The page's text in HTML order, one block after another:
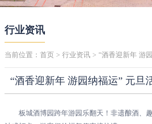
行业资讯
当前位置： 首页 > 行业资讯> “酒香迎新年 游园纳
“酒香迎新年 游园纳福运” 元旦
板城酒博园跨年游园乐翻天！非遗酿酒、